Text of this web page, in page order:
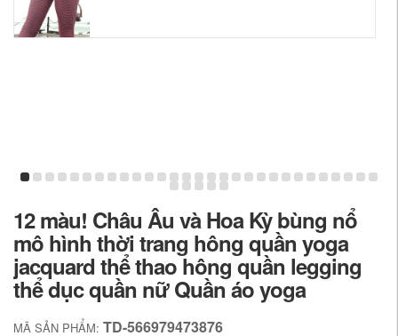
12 màu! Châu Âu và Hoa Kỳ bùng nổ
mô hình thời trang hông quần yoga
jacquard thể thao hông quần legging
thể dục quần nữ Quần áo yoga
MÃ SẢN PHẨM: TD-566979473876